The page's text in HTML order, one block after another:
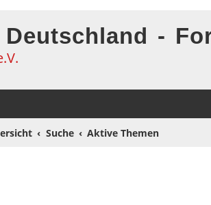
-
Suche Aktive Themen